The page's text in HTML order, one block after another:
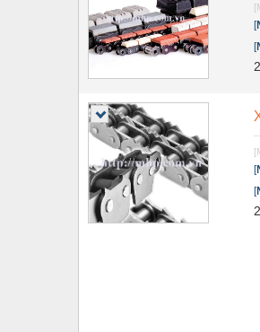
Thủy lực-Thiết bị
Thủy sản - Trang thiết bị
Tự động hoá
Van - Co các loại
Vật liệu mài mòn
Vật liệu xây dựng
Vòng bi - Bạc đạn
[
[
[
[